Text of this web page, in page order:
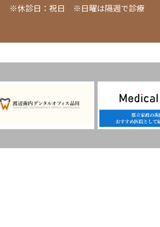
※休診日：祝日 ※日曜は隔週で診療